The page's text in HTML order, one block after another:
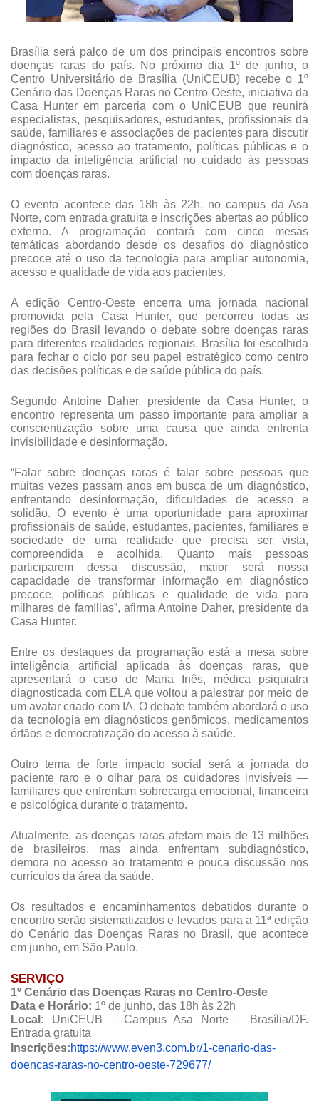
Brasília será palco de um dos principais encontros sobre
doenças raras do país. No próximo dia 1º de junho, o
Centro Universitário de Brasília (UniCEUB) recebe o 1º
Cenário das Doenças Raras no Centro-Oeste, iniciativa da
Casa Hunter em parceria com o UniCEUB que reunirá
especialistas, pesquisadores, estudantes, profissionais da
saúde, familiares e associações de pacientes para discutir
diagnóstico, acesso ao tratamento, políticas públicas e o
impacto da inteligência artificial no cuidado às pessoas
com doenças raras.
O evento acontece das 18h às 22h, no campus da Asa
Norte, com entrada gratuita e inscrições abertas ao público
externo. A programação contará com cinco mesas
temáticas abordando desde os desafios do diagnóstico
precoce até o uso da tecnologia para ampliar autonomia,
acesso e qualidade de vida aos pacientes.
A edição Centro-Oeste encerra uma jornada nacional
promovida pela Casa Hunter, que percorreu todas as
regiões do Brasil levando o debate sobre doenças raras
para diferentes realidades regionais. Brasília foi escolhida
para fechar o ciclo por seu papel estratégico como centro
das decisões políticas e de saúde pública do país.
Segundo Antoine Daher, presidente da Casa Hunter, o
encontro representa um passo importante para ampliar a
conscientização sobre uma causa que ainda enfrenta
invisibilidade e desinformação.
“Falar sobre doenças raras é falar sobre pessoas que
muitas vezes passam anos em busca de um diagnóstico,
enfrentando desinformação, dificuldades de acesso e
solidão. O evento é uma oportunidade para aproximar
profissionais de saúde, estudantes, pacientes, familiares e
sociedade de uma realidade que precisa ser vista,
compreendida e acolhida. Quanto mais pessoas
participarem dessa discussão, maior será nossa
capacidade de transformar informação em diagnóstico
precoce, políticas públicas e qualidade de vida para
milhares de famílias”, afirma Antoine Daher, presidente da
Casa Hunter.
Entre os destaques da programação está a mesa sobre
inteligência artificial aplicada às doenças raras, que
apresentará o caso de Maria Inês, médica psiquiatra
diagnosticada com ELA que voltou a palestrar por meio de
um avatar criado com IA. O debate também abordará o uso
da tecnologia em diagnósticos genômicos, medicamentos
órfãos e democratização do acesso à saúde.
Outro tema de forte impacto social será a jornada do
paciente raro e o olhar para os cuidadores invisíveis —
familiares que enfrentam sobrecarga emocional, financeira
e psicológica durante o tratamento.
Atualmente, as doenças raras afetam mais de 13 milhões
de brasileiros, mas ainda enfrentam subdiagnóstico,
demora no acesso ao tratamento e pouca discussão nos
currículos da área da saúde.
Os resultados e encaminhamentos debatidos durante o
encontro serão sistematizados e levados para a 11ª edição
do Cenário das Doenças Raras no Brasil, que acontece
em junho, em São Paulo.
SERVIÇO
1º Cenário das Doenças Raras no Centro-Oeste
Data e Horário: 1º de junho, das 18h às 22h
Local: UniCEUB – Campus Asa Norte – Brasília/DF.
Entrada gratuita
Inscrições:https://www.even3.com.br/1-cenario-das-
doencas-raras-no-centro-oeste-729677/